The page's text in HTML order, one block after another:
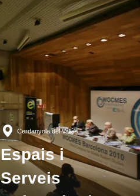
Cerdanyola del Vallès
Espais i
Serveis